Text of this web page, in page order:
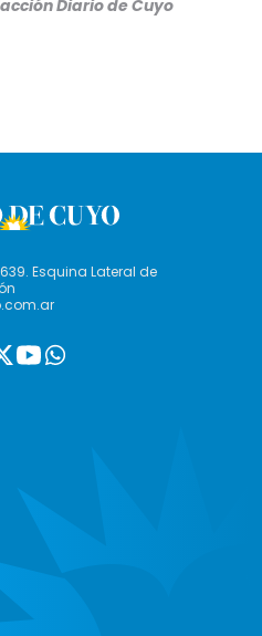
Diario de Cuyo
Esquina Lateral de